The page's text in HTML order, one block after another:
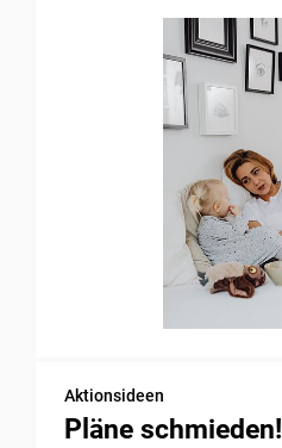
Aktionsideen
Pläne schmieden!